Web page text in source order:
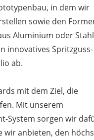
in dem wir
sowie den
Aluminium oder
innovatives Spritzguss-
ab.
mit dem Ziel, die
Mit unserem
System sorgen wir
wir anbieten, den